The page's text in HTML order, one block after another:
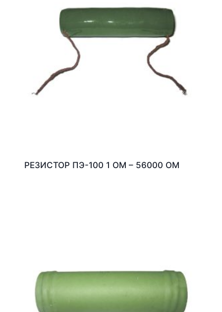
РЕЗИСТОР ПЭ-100 1 ОМ – 56000 ОМ